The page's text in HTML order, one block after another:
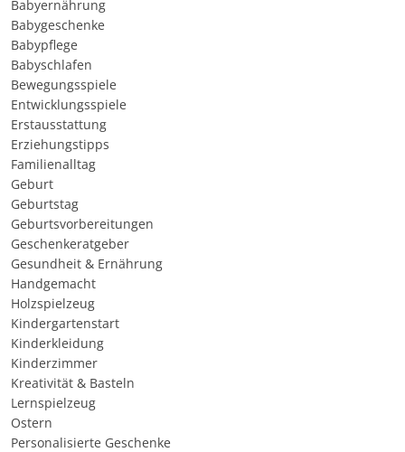
Babyernährung
Babygeschenke
Babypflege
Babyschlafen
Bewegungsspiele
Entwicklungsspiele
Erstausstattung
Erziehungstipps
Familienalltag
Geburt
Geburtstag
Geburtsvorbereitungen
Geschenkeratgeber
Gesundheit & Ernährung
Handgemacht
Holzspielzeug
Kindergartenstart
Kinderkleidung
Kinderzimmer
Kreativität & Basteln
Lernspielzeug
Ostern
Personalisierte Geschenke